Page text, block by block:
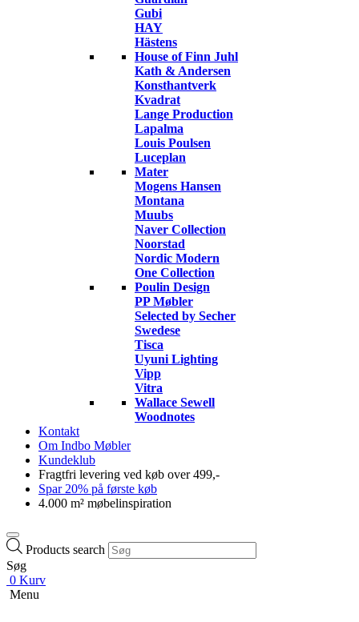
Gubi
HAY
Hästens
House of Finn Juhl
Kath & Andersen
Konsthantverk
Kvadrat
Lange Production
Lapalma
Louis Poulsen
Luceplan
Mater
Mogens Hansen
Montana
Muubs
Naver Collection
Noorstad
Nordic Modern
One Collection
Poulin Design
PP Møbler
Selected by Secher
Swedese
Tisca
Uyuni Lighting
Vipp
Vitra
Wallace Sewell
Woodnotes
Kontakt
Om Indbo Møbler
Kundeklub
Fragtfri levering ved køb over 499,-
Spar 20% på første køb
4.000 m² møbelinspiration
Products search
Søg
0 Kurv
Menu